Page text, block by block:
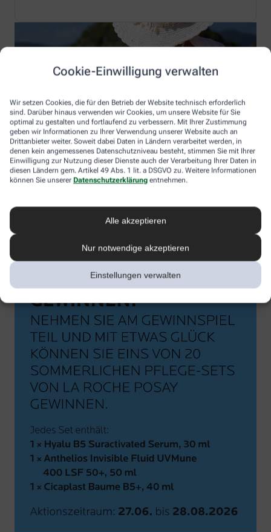
Cookie-Einwilligung verwalten
Wir setzen Cookies, die für den Betrieb der Website technisch erforderlich
sind. Darüber hinaus verwenden wir Cookies, um unsere Website für Sie
optimal zu gestalten und fortlaufend zu verbessern. Mit Ihrer Zustimmung
geben wir Informationen zu Ihrer Verwendung unserer Website auch an
Drittanbieter weiter. Soweit dabei Daten in Ländern verarbeitet werden, in
denen kein angemessenes Datenschutzniveau besteht, stimmen Sie mit Ihrer
Einwilligung zur Nutzung dieser Dienste auch der Verarbeitung Ihrer Daten in
diesen Ländern gem. Artikel 49 Abs. 1 lit. a DSGVO zu. Weitere Informationen
können Sie unserer Datenschutzerklärung entnehmen.
Alle akzeptieren
Nur notwendige akzeptieren
Einstellungen verwalten